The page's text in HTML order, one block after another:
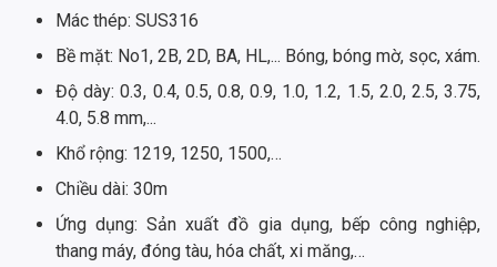
Mác thép: SUS316
Bề mặt: No1, 2B, 2D, BA, HL,... Bóng, bóng mờ, sọc, xám.
Độ dày: 0.3, 0.4, 0.5, 0.8, 0.9, 1.0, 1.2, 1.5, 2.0, 2.5, 3.75,
4.0, 5.8 mm,...
Khổ rộng: 1219, 1250, 1500,…
Chiều dài: 30m
Ứng dụng: Sản xuất đồ gia dụng, bếp công nghiệp,
thang máy, đóng tàu, hóa chất, xi măng,…